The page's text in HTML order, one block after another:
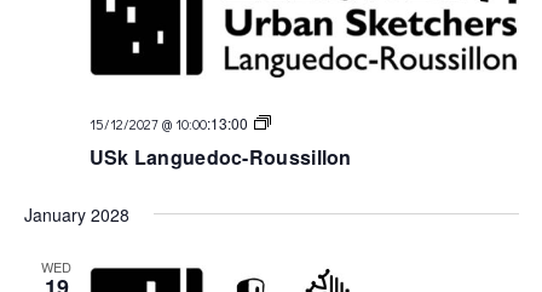
15/12/2027 @ 10:00:13:00
USk
USk Languedoc-Roussillon
January 2028
WED